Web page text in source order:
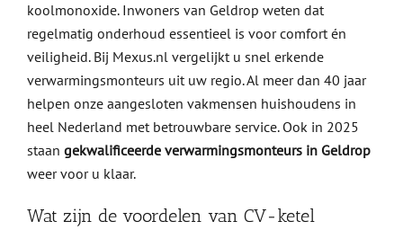
koolmonoxide. Inwoners van Geldrop weten dat
regelmatig onderhoud essentieel is voor comfort én
veiligheid. Bij Mexus.nl vergelijkt u snel erkende
verwarmingsmonteurs uit uw regio. Al meer dan 40 jaar
helpen onze aangesloten vakmensen huishoudens in
heel Nederland met betrouwbare service. Ook in 2025
staan gekwalificeerde verwarmingsmonteurs in Geldrop
weer voor u klaar.
Wat zijn de voordelen van CV-ketel